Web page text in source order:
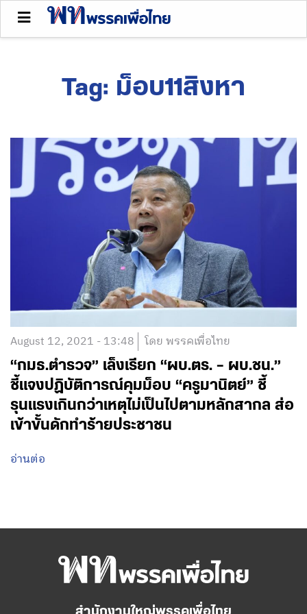
Tag: ม็อบ11สิงหา
August 12, 2021 - 13:48 โดย พรรคเพื่อไทย
“กมธ.ตำรวจ” เล็งเรียก “ผบ.ตร. – ผบ.ชน.”
ชี้แจงปฏิบัติการณ์คุมม็อบ “ครูมานิตย์” ชี้
รุนแรงเกินกว่าเหตุไม่เป็นไปตามหลักสากล ส่อ
เข้าขั้นดักทำร้ายประชาชน
อ่านต่อ